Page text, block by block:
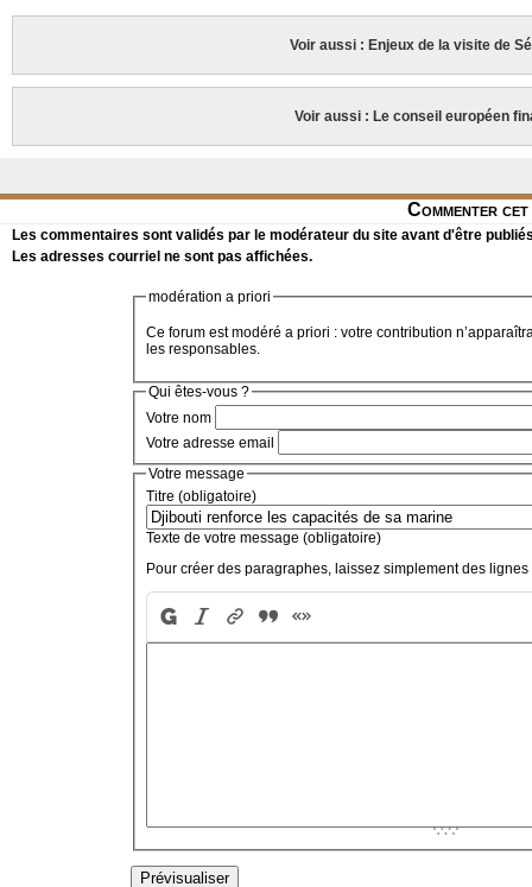
Voir aussi : Enjeux de la visite de
Voir aussi : Le conseil européen
Commenter
Les commentaires sont validés par le modérateur du site avant d'être
Les adresses courriel ne sont pas affichées.
modération a priori
Ce forum est modéré a priori : votre contribution
les responsables.
Qui êtes-vous ?
Votre nom
Votre adresse email
Votre message
Titre (obligatoire)
Texte de votre message (obligatoire)
Pour créer des paragraphes, laissez simplement des lignes